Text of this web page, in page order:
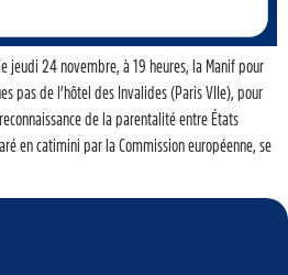
jeudi 24 novembre, à 19 heures, la Manif pour
pas de l’hôtel des Invalides (Paris VIIe), pour
de la parentalité entre États
en catimini par la Commission européenne, se